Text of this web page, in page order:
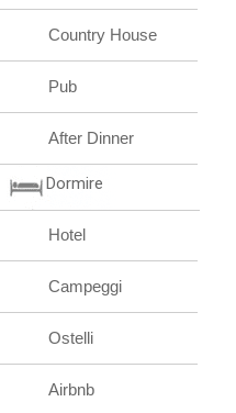
Country House
Pub
After Dinner
Dormire
Hotel
Campeggi
Ostelli
Airbnb